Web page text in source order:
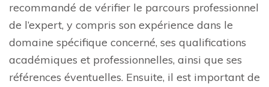
recommandé de vérifier le parcours professionnel
de l’expert, y compris son expérience dans le
domaine spécifique concerné, ses qualifications
académiques et professionnelles, ainsi que ses
références éventuelles. Ensuite, il est important de